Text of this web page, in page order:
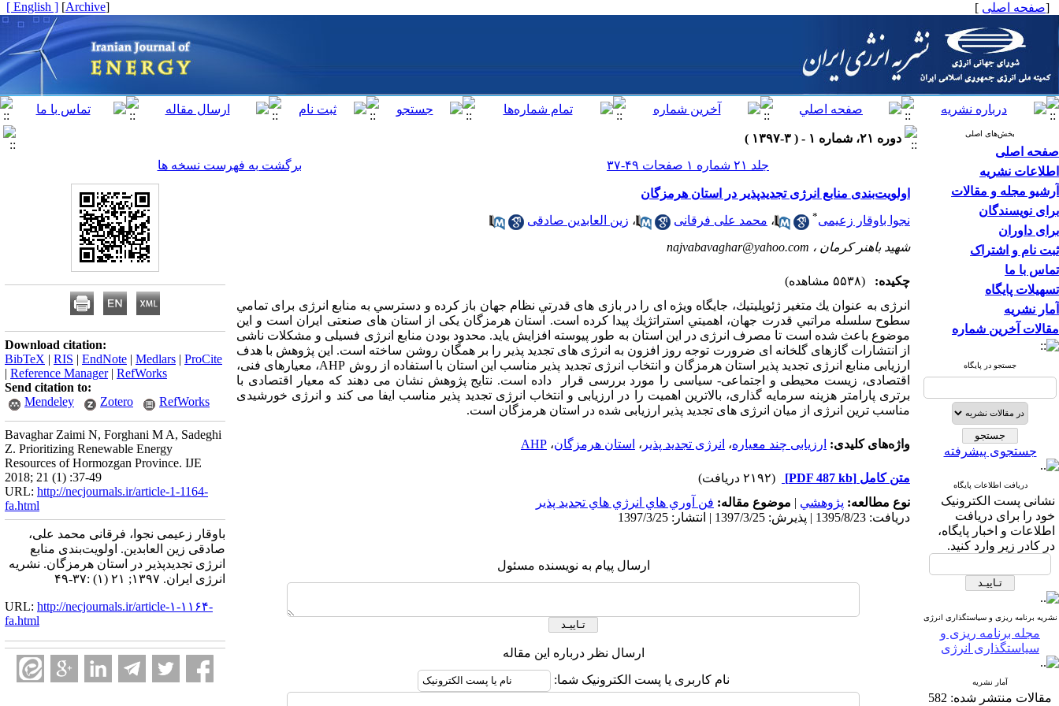
[صفحه اصلی ]
[
Archive
]
[ English ]
بخش‌های اصلی
صفحه اصلی
اطلاعات نشریه
آرشیو مجله و مقالات
برای نویسندگان
برای داوران
ثبت نام و اشتراک
تماس با ما
تسهیلات پایگاه
آمار نشریه
مقالات آخرین شماره
جستجو در پایگاه
جستجوی پیشرفته
دریافت اطلاعات پایگاه
نشانی پست الکترونیک
خود را برای دریافت
اطلاعات و اخبار پایگاه،
در کادر زیر وارد کنید.
نشریه برنامه ریزی و سیاستگذاری انرژی
مجله برنامه ریزی و
سیاستگذاری انرژی
آمار نشریه
مقالات منتشر شده: 582
دوره ۲۱، شماره ۱ - ( ۳-۱۳۹۷ )
جلد ۲۱ شماره ۱ صفحات ۴۹-۳۷
برگشت به فهرست نسخه ها
اولویت‌بندی منابع انرژی تجدیدپذیر در استان هرمزگان
نجوا باوقار زعیمی* ، محمد علی فرقانی ، زین العابدین صادقی
شهید باهنر کرمان ، najvabavaghar@yahoo.com
چکیده:
(۵۵۳۸ مشاهده)
اﻧﺮژی ﺑﻪ ﻋﻨﻮان ﻳﻚ ﻣﺘﻐﻴﺮ ژﺋﻮﭘﻠﻴﺘﻴﻚ، ﺟﺎﻳﮕﺎه وﻳﮋه ای را در ﺑﺎزی ﻫﺎی ﻗﺪرﺗﻲ نظام جهان ﺑﺎز ﻛﺮده و دﺳﺘﺮﺳﻲ ﺑﻪ ﻣﻨﺎﺑﻊ اﻧﺮژی ﺑﺮای ﺗﻤﺎﻣﻲ
ﺳﻄﻮح ﺳﻠﺴﻠﻪ ﻣﺮاﺗﺒﻲ ﻗﺪرت ﺟﻬﺎن، اﻫﻤﻴﺘﻲ اﺳﺘﺮاﺗﮋﻳﻚ ﭘﻴﺪا ﻛﺮده اﺳﺖ. استان هرمزگان یکی از استان های صنعتی ایران است و این
موضوع باعث شده است تا مصرف انرژی در این استان به طور پیوسته افزایش یاید. محدود بودن منابع انرژی فسیلی و مشکلات ناشی
از انتشارات گازهای گلخانه ای ضرورت توجه روز افزون به انرژی های تجدید پذیر را بر همگان روشن ساخته است. این پژوهش با هدف
ارزیابی منابع انرژی تجدید پذیر استان هرمزگان و انتخاب انرژی تجدید پذیر مناسب این استان با استفاده از روش AHP، معیارهای فنی،
اقتصادی، زیست محیطی و اجتماعی- سیاسی را مورد بررسی قرار داده است. نتایج پژوهش نشان می دهند که معیار اقتصادی با
برتری پارامتر هزینه سرمایه گذاری، بالاترین اهمیت را در ارزیابی و انتخاب انرژی تجدید پذیر مناسب ایفا می کند و انرژی خورشیدی
مناسب ترین انرژی از میان انرژی های تجدید پذیر ارزیابی شده در استان هرمزگان است.
واژه‌های کلیدی: ارزیابی چند معیاره، انرژی تجدید پذیر ، استان هرمزگان، AHP
متن کامل [PDF 487 kb]
(۲۱۹۲ دریافت)
نوع مطالعه: پژوهشي | موضوع مقاله: فن آوري هاي انرژي هاي تجديد پذير
دریافت: 1395/8/23 | پذیرش: 1397/3/25 | انتشار: 1397/3/25
ارسال پیام به نویسنده مسئول
ارسال نظر درباره این مقاله
نام کاربری یا پست الکترونیک شما:
Download citation:
BibTeX | RIS | EndNote | Medlars | ProCite
| Reference Manager| RefWorks
Send citation to:
Mendeley
Zotero RefWorks
Bavaghar Zaimi N, Forghani M A, Sadeghi
Z. Prioritizing Renewable Energy
Resources of Hormozgan Province. IJE
2018; 21 (1) :37-49
URL: http://necjournals.ir/article-1-1164-
fa.html
باوقار زعیمی نجوا، فرقانی محمد علی،
صادقی زین العابدین. اولویت‌بندی منابع
انرژی تجدیدپذیر در استان هرمزگان. نشریه
انرژی ایران. ۱۳۹۷; ۲۱ (۱) :۳۷-۴۹
URL: http://necjournals.ir/article-۱-۱۱۶۴-
fa.html